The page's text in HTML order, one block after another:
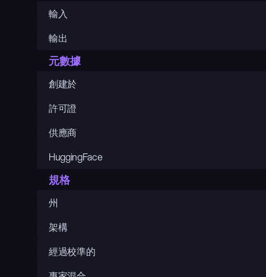
輸入
輸出
元數據
創建於
許可證
供應商
HuggingFace
規格
州
架構
經過校準的